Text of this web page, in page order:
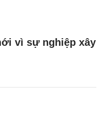
vì sự nghiệp xây